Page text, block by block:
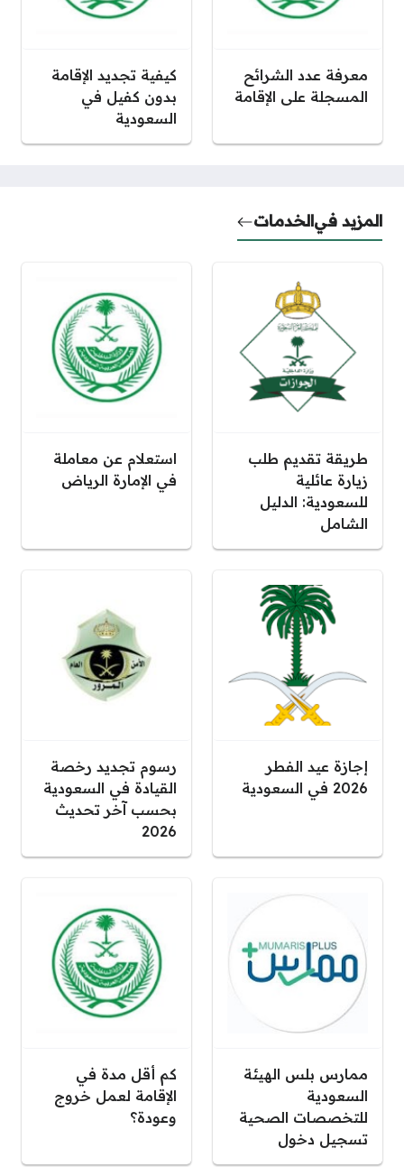
معرفة عدد الشرائح
المسجلة على الإقامة
كيفية تجديد الإقامة
بدون كفيل في
السعودية
المزيد فيالخدمات
طريقة تقديم طلب
زيارة عائلية
للسعودية: الدليل
الشامل
استعلام عن معاملة
في الإمارة الرياض
إجازة عيد الفطر
2026 في السعودية
رسوم تجديد رخصة
القيادة في السعودية
بحسب آخر تحديث
2026
ممارس بلس الهيئة
السعودية
للتخصصات الصحية
تسجيل دخول
كم أقل مدة في
الإقامة لعمل خروج
وعودة؟